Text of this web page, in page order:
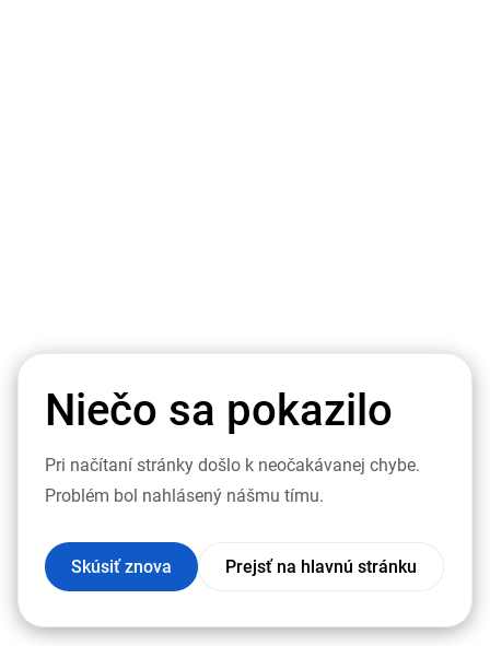
Niečo sa pokazilo
Pri načítaní stránky došlo k neočakávanej chybe.
Problém bol nahlásený nášmu tímu.
Skúsiť znova Prejsť na hlavnú stránku